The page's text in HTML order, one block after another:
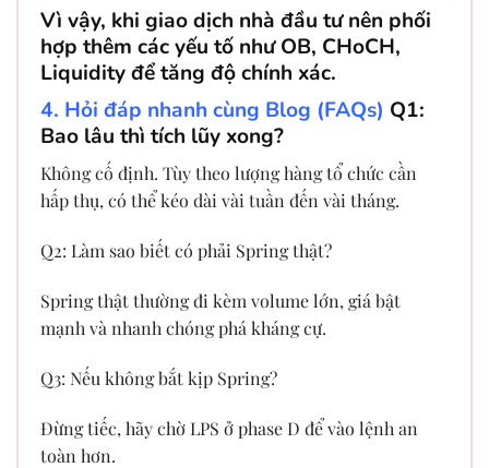
Vì vậy, khi giao dịch nhà đầu tư nên phối
hợp thêm các yếu tố như OB, CHoCH,
Liquidity để tăng độ chính xác.
4. Hỏi đáp nhanh cùng Blog (FAQs) Q1:
Bao lâu thì tích lũy xong?
Không cố định. Tùy theo lượng hàng tổ chức cần
hấp thụ, có thể kéo dài vài tuần đến vài tháng.
Q2: Làm sao biết có phải Spring thật?
Spring thật thường đi kèm volume lớn, giá bật
mạnh và nhanh chóng phá kháng cự.
Q3: Nếu không bắt kịp Spring?
Đừng tiếc, hãy chờ LPS ở phase D để vào lệnh an
toàn hơn.